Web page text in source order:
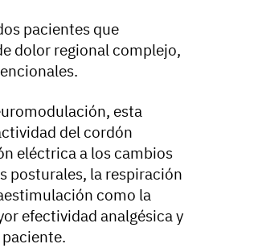
pacientes que
dolor regional complejo,
esta
del cordón
eléctrica a los cambios
posturales, la respiración
como la
efectividad analgésica y